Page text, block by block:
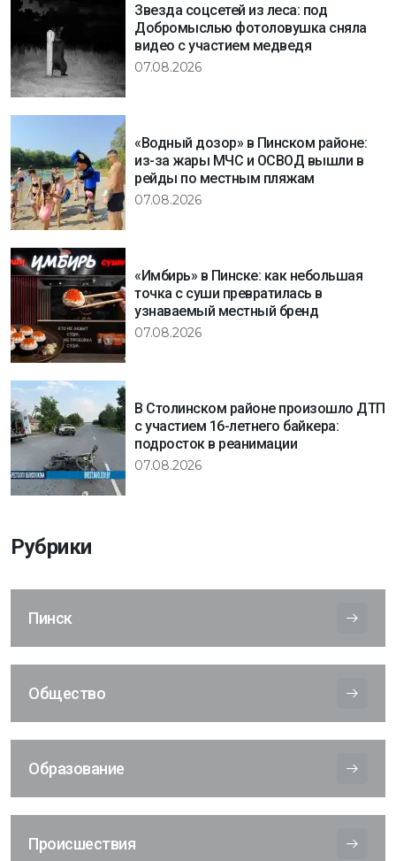
Звезда соцсетей из леса: под
Добромыслью фотоловушка сняла
видео с участием медведя
07.08.2026
«Водный дозор» в Пинском районе:
из-за жары МЧС и ОСВОД вышли в
рейды по местным пляжам
07.08.2026
«Имбирь» в Пинске: как небольшая
точка с суши превратилась в
узнаваемый местный бренд
07.08.2026
В Столинском районе произошло ДТП
с участием 16-летнего байкера:
подросток в реанимации
07.08.2026
Рубрики
Пинск
Общество
Образование
Происшествия